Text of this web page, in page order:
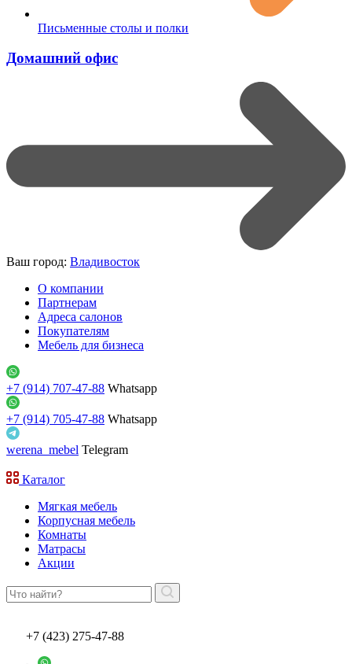
Письменные столы и полки
Домашний офис
Ваш город: Владивосток
О компании
Партнерам
Адреса салонов
Покупателям
Мебель для бизнеса
+7 (914) 707-47-88 Whatsapp
+7 (914) 705-47-88 Whatsapp
werena_mebel Telegram
Каталог
Мягкая мебель
Корпусная мебель
Комнаты
Матрасы
Акции
+7 (423) 275-47-88